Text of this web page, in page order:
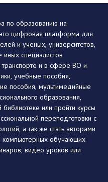
по образованию на
цифровая платформа для
и ученых, университетов,
специалистов
и в сфере ВО и
учебные пособия,
пособия, мультимедийные
образования,
или пройти курсы
переподготовки с
а так же стать авторами
компьютерных обучающих
видео уроков или